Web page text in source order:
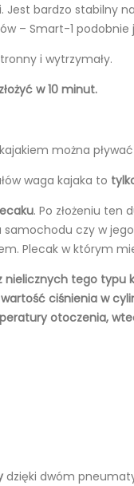
Jest bardzo stabilny
– Smart-1 podobnie
i wytrzymały.
w 10 minut.
można
waga kajaka to
. Po złożeniu
czy w
Plecak w którym
nielicznych tego
ciśnienia w
otoczenia,
dzięki dwóm